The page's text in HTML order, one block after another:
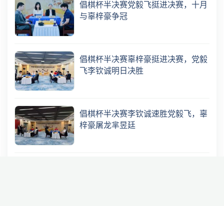
倡棋杯半决赛党毅飞挺进决赛，十月
与辜梓豪争冠
倡棋杯半决赛辜梓豪挺进决赛，党毅
飞李钦诚明日决胜
倡棋杯半决赛李钦诚速胜党毅飞，辜
梓豪屠龙芈昱廷